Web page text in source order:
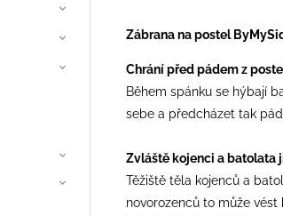
Zábrana na postel
Chrání před pádem z
Během spánku se hýbají
sebe a předcházet tak
Zvláště kojenci a batolata
Těžiště těla kojenců a
novorozenců to může